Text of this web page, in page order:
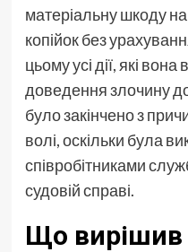
матеріальну шкоду
копійок без
цьому усі дії, які
доведення злочину
було закінчено з
волі, оскільки була
співробітниками
судовій справі.
Що вирішив